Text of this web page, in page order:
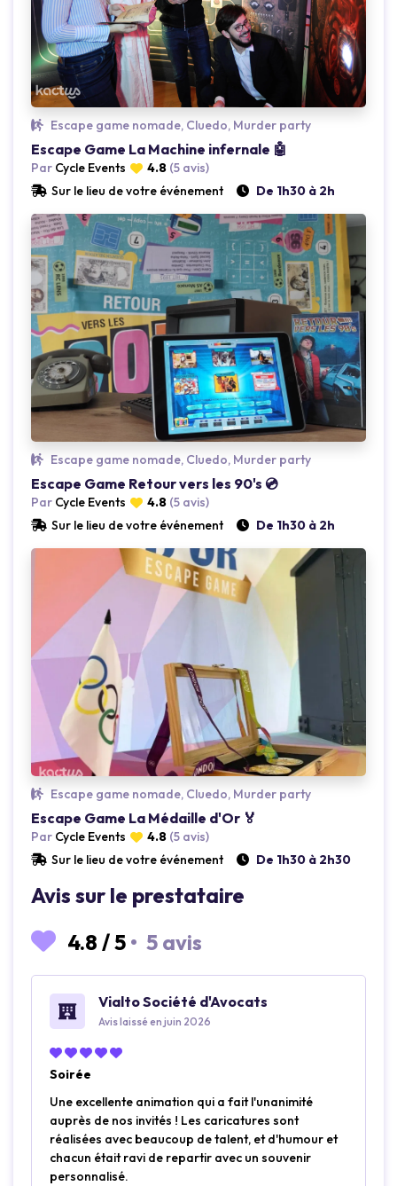
Loading...
Escape game nomade, Cluedo, Murder party
Escape Game La Machine infernale 🤖
Par Cycle Events 4.8 (5 avis)
Sur le lieu de votre événement
De 1h30 à 2h
Loading...
Escape game nomade, Cluedo, Murder party
Escape Game Retour vers les 90's 💿
Par Cycle Events 4.8 (5 avis)
Sur le lieu de votre événement
De 1h30 à 2h
Loading...
Escape game nomade, Cluedo, Murder party
Escape Game La Médaille d'Or 🏅
Par Cycle Events 4.8 (5 avis)
Sur le lieu de votre événement
De 1h30 à 2h30
Avis sur le prestataire
4.8 /5 • 5 avis
Vialto Société d'Avocats
Avis laissé en juin 2026
Soirée
Une excellente animation qui a fait l'unanimité
auprès de nos invités ! Les caricatures sont
réalisées avec beaucoup de talent, et d'humour et
chacun était ravi de repartir avec un souvenir
personnalisé.